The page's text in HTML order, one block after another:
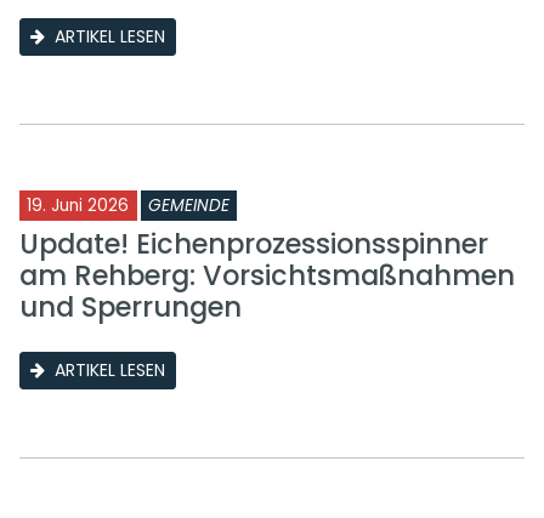
ARTIKEL LESEN
19. Juni 2026 GEMEINDE
Update! Eichenprozessionsspinner
am Rehberg: Vorsichtsmaßnahmen
und Sperrungen
ARTIKEL LESEN